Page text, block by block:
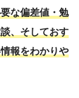
な偏差値・勉
、そしておす
報をわかりや